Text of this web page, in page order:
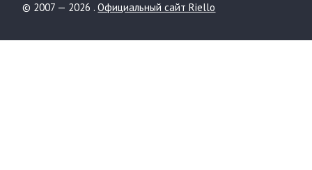
© 2007 — 2026 .Официальный сайт Riello